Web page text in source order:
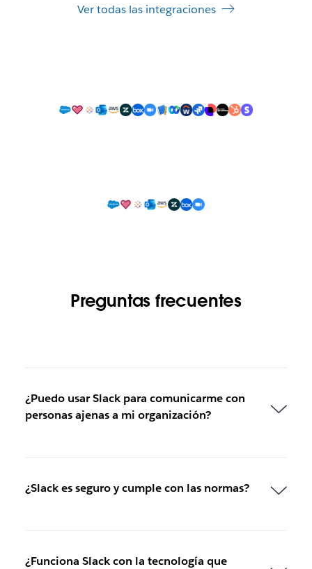
Ver todas las integraciones
Preguntas frecuentes
¿Puedo usar Slack para comunicarme con
personas ajenas a mi organización?
¿Slack es seguro y cumple con las normas?
¿Funciona Slack con la tecnología que